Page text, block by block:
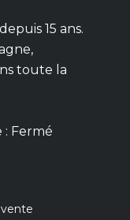
15 ans.
toute la
: Fermé